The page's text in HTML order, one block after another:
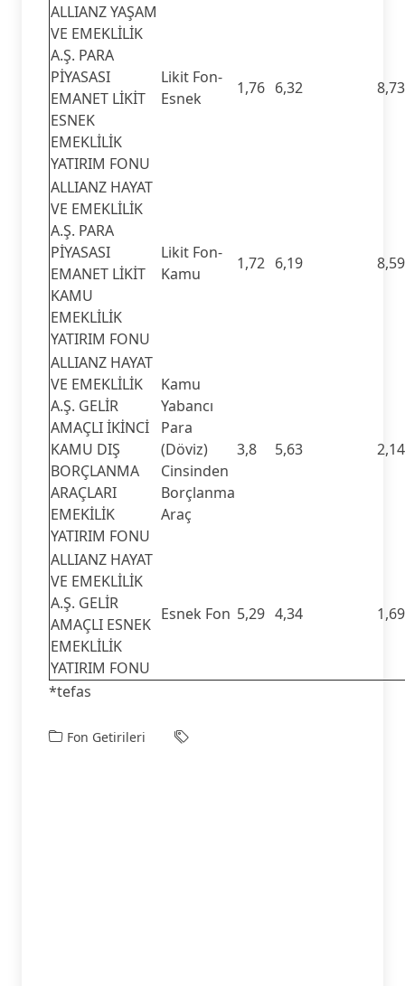
ALLIANZ YAŞAM
VE EMEKLİLİK
A.Ş. PARA
PİYASASI
EMANET LİKİT
ESNEK
EMEKLİLİK
YATIRIM FONU
Likit Fon-
Esnek
1,76 6,32 8,73
ALLIANZ HAYAT
VE EMEKLİLİK
A.Ş. PARA
PİYASASI
EMANET LİKİT
KAMU
EMEKLİLİK
YATIRIM FONU
Likit Fon-
Kamu
1,72 6,19 8,59
ALLIANZ HAYAT
VE EMEKLİLİK
A.Ş. GELİR
AMAÇLI İKİNCİ
KAMU DIŞ
BORÇLANMA
ARAÇLARI
EMEKİLİK
YATIRIM FONU
Kamu
Yabancı
Para
(Döviz)
Cinsinden
Borçlanma
Araç
3,8 5,63 2,14
ALLIANZ HAYAT
VE EMEKLİLİK
A.Ş. GELİR
AMAÇLI ESNEK
EMEKLİLİK
YATIRIM FONU
Esnek Fon 5,29 4,34 1,69
*tefas
Fon Getirileri